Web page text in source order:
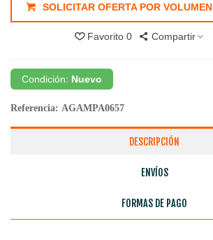
SOLICITAR OFERTA POR VOLUMEN
Favorito 0 Compartir
Condición: Nuevo
Referencia: AGAMPA0657
DESCRIPCIÓN
ENVÍOS
FORMAS DE PAGO